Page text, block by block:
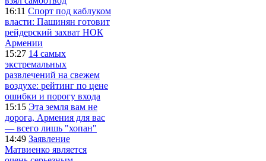
16:11 Спорт под каблуком
власти: Пашинян готовит
рейдерский захват НОК
Армении
15:27 14 самых
экстремальных
развлечений на свежем
воздухе: рейтинг по цене
ошибки и порогу входа
15:15 Эта земля вам не
дорога, Армения для вас
— всего лишь "хопан"
14:49 Заявление
Матвиенко является